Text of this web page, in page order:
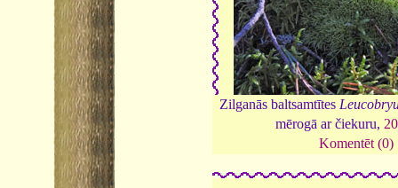
Zilganās baltsamtītes
mērogā ar čiekuru,
Komentēt (0)